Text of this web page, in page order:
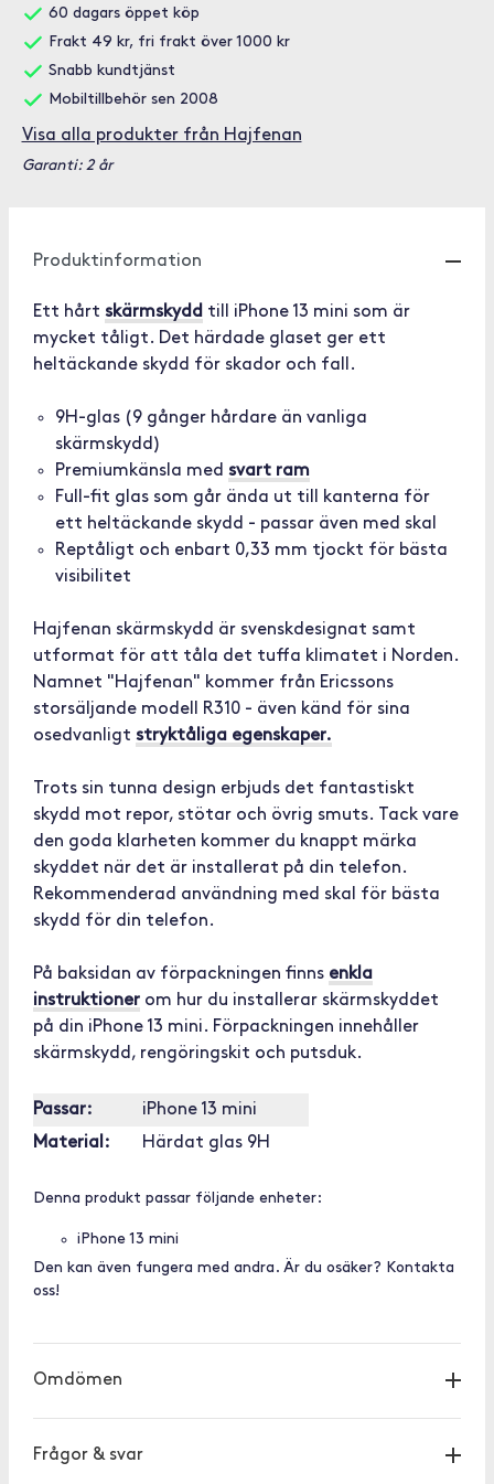
60 dagars öppet köp
Frakt 49 kr, fri frakt över 1000 kr
Snabb kundtjänst
Mobiltillbehör sen 2008
Visa alla produkter från Hajfenan
Garanti: 2 år
Produktinformation
Ett hårt skärmskydd till iPhone 13 mini som är
mycket tåligt. Det härdade glaset ger ett
heltäckande skydd för skador och fall.
9H-glas (9 gånger hårdare än vanliga
skärmskydd)
Premiumkänsla med svart ram
Full-fit glas som går ända ut till kanterna för
ett heltäckande skydd - passar även med skal
Reptåligt och enbart 0,33 mm tjockt för bästa
visibilitet
Hajfenan skärmskydd är svenskdesignat samt
utformat för att tåla det tuffa klimatet i Norden.
Namnet "Hajfenan" kommer från Ericssons
storsäljande modell R310 - även känd för sina
osedvanligt stryktåliga egenskaper.
Trots sin tunna design erbjuds det fantastiskt
skydd mot repor, stötar och övrig smuts. Tack vare
den goda klarheten kommer du knappt märka
skyddet när det är installerat på din telefon.
Rekommenderad användning med skal för bästa
skydd för din telefon.
På baksidan av förpackningen finns enkla
instruktioner om hur du installerar skärmskyddet
på din iPhone 13 mini. Förpackningen innehåller
skärmskydd, rengöringskit och putsduk.
Passar:
iPhone 13 mini
Material:
Härdat glas 9H
Denna produkt passar följande enheter:
iPhone 13 mini
Den kan även fungera med andra. Är du osäker? Kontakta
oss!
Omdömen
Frågor & svar